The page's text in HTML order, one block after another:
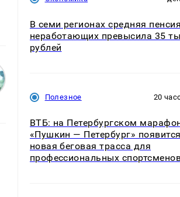
В семи регионах средняя пенсия
неработающих превысила 35
рублей
Полезное 20
ВТБ: на Петербургском
«Пушкин — Петербург» появится
новая беговая трасса для
профессиональных